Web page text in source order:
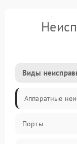
Виды
Аппаратные
Порты